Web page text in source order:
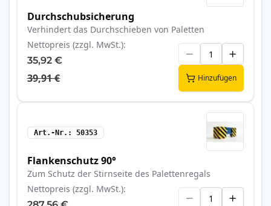
Durchschubsicherung
Verhindert das Durchschieben von Paletten
Nettopreis (zzgl. MwSt.)
35,92 €
39,91 € Hinzufügen
Art.-Nr. 50353
Flankenschutz 90°
Zum Schutz der Stirnseite des Palettenregals
Nettopreis (zzgl. MwSt.)